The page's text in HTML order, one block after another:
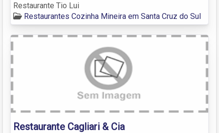
Restaurante Tio Lui
Restaurantes Cozinha Mineira em Santa Cruz do Sul
Restaurante Cagliari & Cia